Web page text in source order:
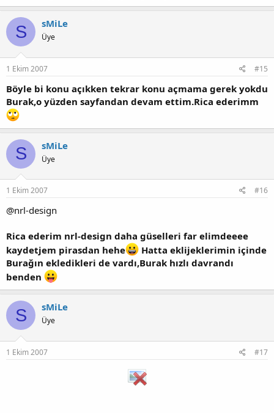
S sMiLe
Üye
1 Ekim 2007 #15
Böyle bi konu açıkken tekrar konu açmama gerek yokdu
Burak,o yüzden sayfandan devam ettim.Rica ederimm
S sMiLe
Üye
1 Ekim 2007 #16
@nrl-design
Rica ederim nrl-design daha güselleri far elimdeeee
kaydetjem pirasdan hehe
Hatta eklijeklerimin içinde
Burağın ekledikleri de vardı,Burak hızlı davrandı
benden
S sMiLe
Üye
1 Ekim 2007 #17